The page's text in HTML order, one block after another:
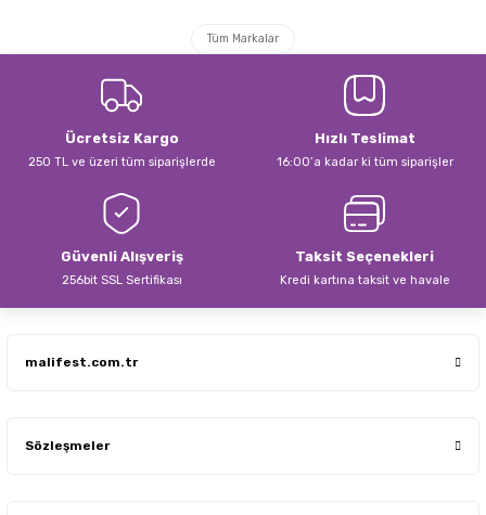
Ürün açıklamasında eksik bilgiler bulunuyor.
Ürün bilgilerinde hatalar bulunuyor.
Ürün fiyatı diğer sitelerden daha pahalı.
Bu ürüne benzer farklı alternatifler olmalı.
Tüm Markalar
Ücretsiz Kargo
250 TL ve üzeri tüm siparişlerde
Hızlı Teslimat
16:00’a kadar ki tüm siparişler
Güvenli Alışveriş
256bit SSL Sertifikası
Taksit Seçenekleri
Kredi kartına taksit ve havale
malifest.com.tr
Sözleşmeler